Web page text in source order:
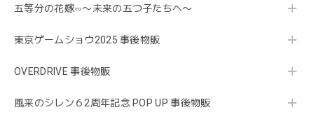
五等分の花嫁∽〜未来の五つ子たちへ〜
東京ゲームショウ2025 事後物販
OVERDRIVE 事後物販
風来のシレン６2周年記念 POP UP 事後物販